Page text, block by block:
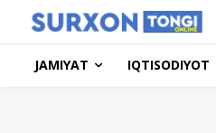
JAMIYAT IQTISODIYOT